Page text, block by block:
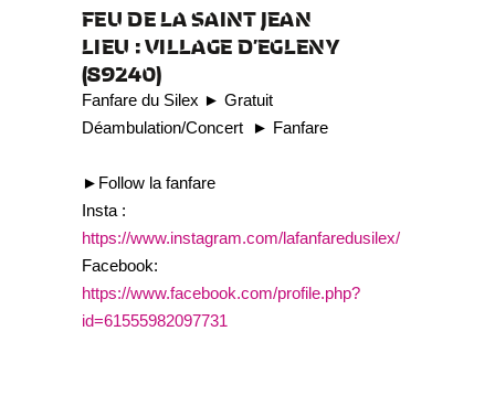
FEU DE LA SAINT JEAN
LIEU : VILLAGE D’EGLENY
(89240)
Fanfare du Silex ► Gratuit
Déambulation/Concert ► Fanfare
►Follow la fanfare
Insta :
https://www.instagram.com/lafanfaredusilex/
Facebook:
https://www.facebook.com/profile.php?
id=61555982097731